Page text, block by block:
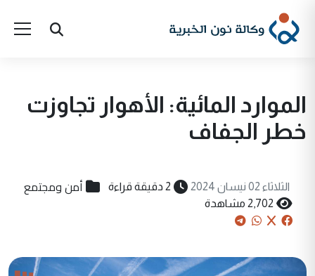
الموارد المائية: الأهوار تجاوزت
خطر الجفاف
الثلاثاء 02 نيسان 2024 2 دقيقة قراءة أمن ومجتمع
2,702 مشاهدة